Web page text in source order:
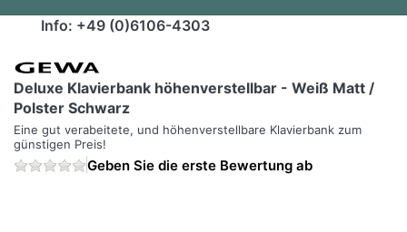
Info: +49 (0)6106-4303
Deluxe Klavierbank höhenverstellbar - Weiß Matt /
Polster Schwarz
Eine gut verabeitete, und höhenverstellbare Klavierbank zum
günstigen Preis!
Geben Sie die erste Bewertung ab